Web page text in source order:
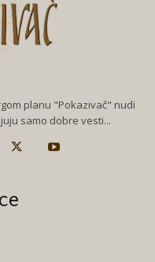
planu "Pokazivač" nudi
samo dobre vesti...